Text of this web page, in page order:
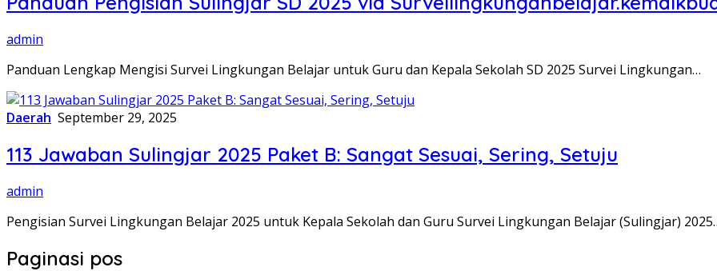
admin
Panduan Lengkap Mengisi Survei Lingkungan Belajar untuk Guru dan Kepala Sekolah SD 2025 Survei Lingkungan…
Daerah September 29, 2025
113 Jawaban Sulingjar 2025 Paket B: Sangat Sesuai, Sering, Setuju
admin
Pengisian Survei Lingkungan Belajar 2025 untuk Kepala Sekolah dan Guru Survei Lingkungan Belajar (Sulingjar)
Paginasi pos